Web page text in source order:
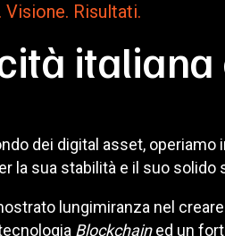
Visione. Risultati.
italiana
dei digital asset, operiamo
la sua stabilità e il suo solido
lungimiranza nel
Blockchained un